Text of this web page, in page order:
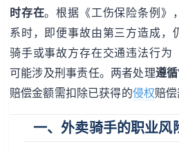
时存在。根据《工伤保险条例》
系时，即便事故由第三方造成，
骑手或事故方存在交通违法行为
可能涉及刑事责任。两者处理遵
赔偿金额需扣除已获得的侵权赔
一、外卖骑手的职业风